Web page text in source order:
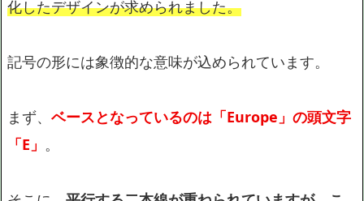
化したデザインが求められました。
記号の形には象徴的な意味が込められています。
まず、 ベースとなっているのは「Europe」の頭文字
「E」 。